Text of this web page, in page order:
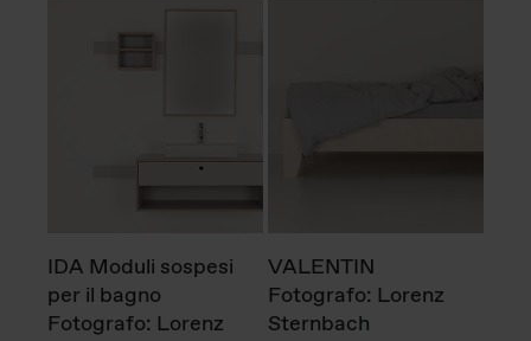
IDA Moduli sospesi
per il bagno
Fotografo: Lorenz
VALENTIN
Fotografo: Lorenz
Sternbach